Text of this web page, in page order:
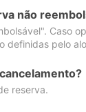
não
Caso
definidas pelo
reserva.